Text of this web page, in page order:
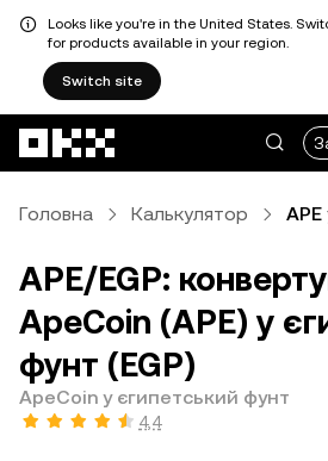
Looks like you're in the United States.
for products available in your region.
Switch site
Головна Калькулятор APE
APE/EGP:
ApeCoin (APE) у
фунт (EGP)
ApeCoin у єгипетський фунт
4,4